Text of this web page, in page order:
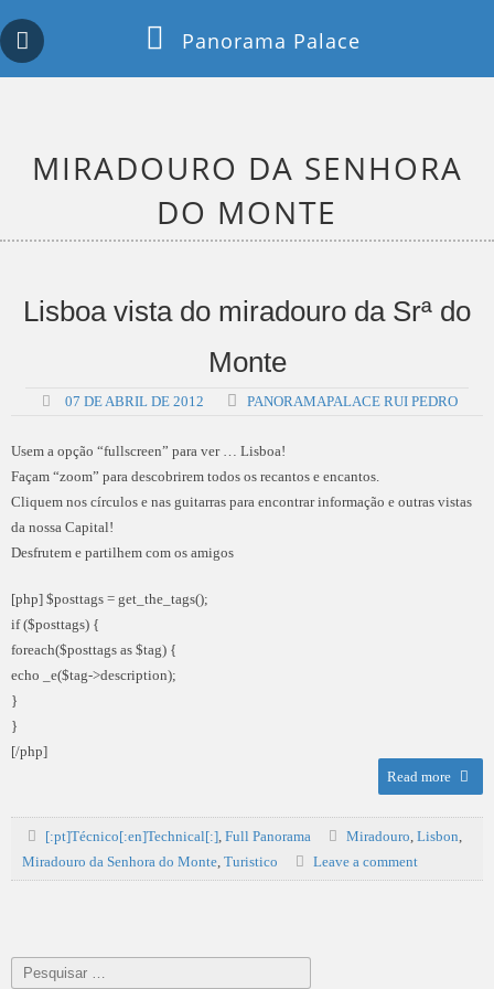
to
content
Panorama Palace
MIRADOURO DA SENHORA
DO MONTE
Lisboa vista do miradouro da Srª do
Monte
07 DE ABRIL DE 2012 PANORAMAPALACE RUI PEDRO
Usem a opção “fullscreen” para ver … Lisboa!
Façam “zoom” para descobrirem todos os recantos e encantos.
Cliquem nos círculos e nas guitarras para encontrar informação e outras vistas
da nossa Capital!
Desfrutem e partilhem com os amigos
[php] $posttags = get_the_tags();
if ($posttags) {
foreach($posttags as $tag) {
echo _e($tag->description);
}
}
[/php]
Read more
[:pt]Técnico[:en]Technical[:],Full Panorama Miradouro, Lisbon,
Miradouro da Senhora do Monte, Turistico Leave a comment
Pesquisar